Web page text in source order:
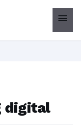
menu
digital